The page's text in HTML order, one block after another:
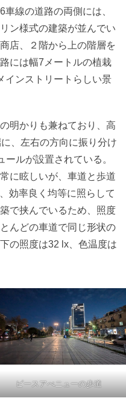
線の道路の両側には、
ン様式の建築が並んでい
店、２階から上の階層を
には幅7メートルの植栽
インストリートらしい景
明かりも兼ねており、高
、左右の方向に振り分け
ルが設置されている。
に眩しいが、車道と歩道
効率良く均等に照らして
で挟んでいるため、照度
んどの車道で同じ形状の
の照度は32 lx、色温度は
ピースアべニューの歩道